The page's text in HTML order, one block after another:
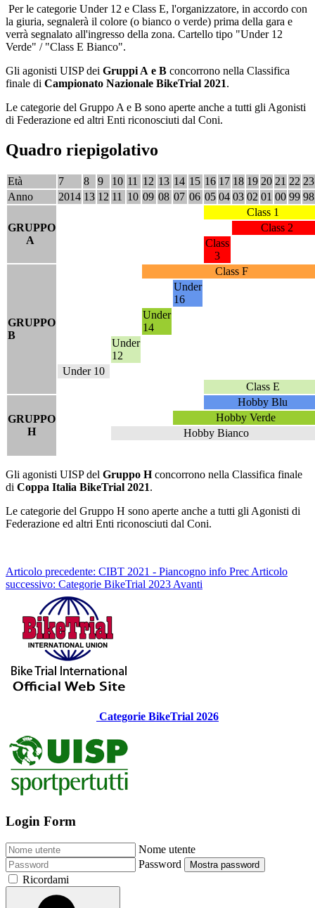
Per le categorie Under 12 e Class E, l'organizzatore, in accordo con
la giuria, segnalerà il colore (o bianco o verde) prima della gara e
verrà segnalato all'ingresso della zona. Cartello tipo "Under 12
Verde" / "Class E Bianco".
Gli agonisti UISP dei Gruppi A e B concorrono nella Classifica
finale di Campionato Nazionale BikeTrial 2021.
Le categorie del Gruppo A e B sono aperte anche a tutti gli Agonisti
di Federazione ed altri Enti riconosciuti dal Coni.
Quadro riepigolativo
Età 7 8 9 10 11 12 13 14 15 16 17 18 19 20 21 22
Anno
2014 13 12 11 10 09 08 07 06 05 04 03 02 01 00 99 98
GRUPPO
A
Class 1
Class 2
Class
3
GRUPPO
B
Class F
Under
16
Under
14
Under
12
Under 10
Class E
GRUPPO
H
Hobby Blu
Hobby Verde
Hobby Bianco
Gli agonisti UISP del Gruppo Hconcorrono nella Classifica finale
di Coppa Italia BikeTrial 2021.
Le categorie del Gruppo H sono aperte anche a tutti gli Agonisti di
Federazione ed altri Enti riconosciuti dal Coni.
Articolo precedente: CIBT 2021 - Piancogno info PrecArticolo
successivo: Categorie BikeTrial 2023Avanti
Categorie BikeTrial 2026
Login Form
Nome utente
Password
Mostra password
Ricordami